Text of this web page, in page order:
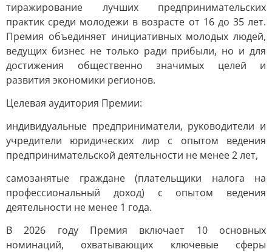
тиражирование лучших предпринимательских
практик среди молодежи в возрасте от 16 до 35 лет.
Премия объединяет инициативных молодых людей,
ведущих бизнес не только ради прибыли, но и для
достижения общественно значимых целей и
развития экономики регионов.
Целевая аудитория Премии:
индивидуальные предприниматели, руководители и
учредители юридических лир с опытом ведения
предпринимательской деятельности не менее 2 лет,
самозанятые граждане (плательщики налога на
профессиональный доход) с опытом ведения
деятельности не менее 1 года.
В 2026 году Премия включает 10 основных
номинаций, охватывающих ключевые сферы